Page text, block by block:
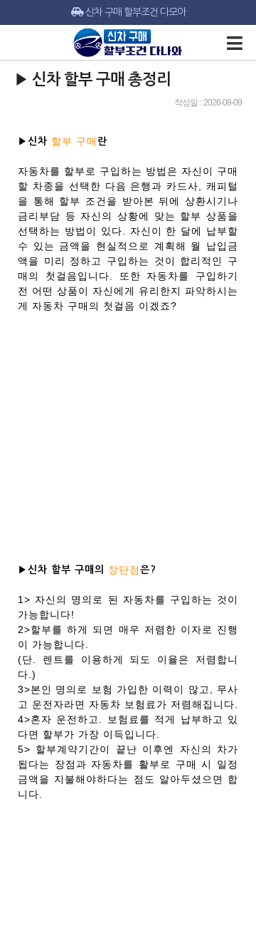
신차 구매 할부조건 다모아
▶ 신차 할부 구매 총정리
작성일 : 2026-08-09
▶신차 할부 구매 란
자동차를 할부로 구입하는 방법은 자신이 구매
할 차종을 선택한 다음 은행과 카드사, 캐피털
을 통해 할부 조건을 받아본 뒤에 상환시기나
금리부담 등 자신의 상황에 맞는 할부 상품을
선택하는 방법이 있다. 자신이 한 달에 납부할
수 있는 금액을 현실적으로 계획해 월 납입금
액을 미리 정하고 구입하는 것이 합리적인 구
매의 첫걸음입니다. 또한 자동차를 구입하기
전 어떤 상품이 자신에게 유리한지 파악하시는
게 자동차 구매의 첫걸음 이겠죠?
▶신차 할부 구매의 장단점 은?
1> 자신의 명의로 된 자동차를 구입하는 것이
가능합니다!
2>할부를 하게 되면 매우 저렴한 이자로 진행
이 가능합니다.
(단. 렌트를 이용하게 되도 이율은 저렴합니
다.)
3>본인 명의로 보험 가입한 이력이 많고, 무사
고 운전자라면 자동차 보험료가 저렴해집니다.
4>혼자 운전하고. 보험료를 적게 납부하고 있
다면 할부가 가장 이득입니다.
5> 할부계약기간이 끝난 이후엔 자신의 차가
됩다는 장점과 자동차를 활부로 구매 시 일정
금액을 지불해야하다는 점도 알아두셨으면 합
니다.